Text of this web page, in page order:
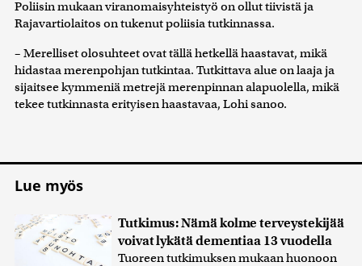
Poliisin mukaan viranomaisyhteistyö on ollut tiivistä ja
Rajavartiolaitos on tukenut poliisia tutkinnassa.
– Merelliset olosuhteet ovat tällä hetkellä haastavat, mikä
hidastaa merenpohjan tutkintaa. Tutkittava alue on laaja ja
sijaitsee kymmeniä metrejä merenpinnan alapuolella, mikä
tekee tutkinnasta erityisen haastavaa, Lohi sanoo.
Lue myös
Tutkimus: Nämä kolme terveystekijää
voivat lykätä dementiaa 13 vuodella
Tuoreen tutkimuksen mukaan huonoon